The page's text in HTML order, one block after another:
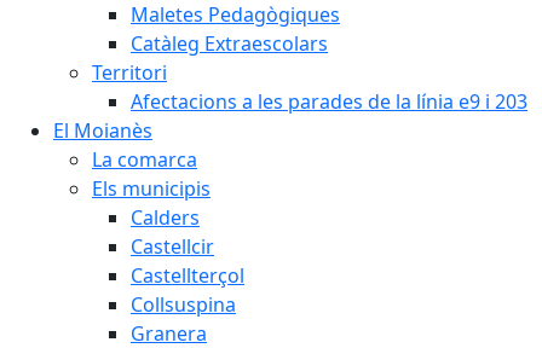
Maletes Pedagògiques
Catàleg Extraescolars
Territori
Afectacions a les parades de la línia e9 i 203
El Moianès
La comarca
Els municipis
Calders
Castellcir
Castellterçol
Collsuspina
Granera